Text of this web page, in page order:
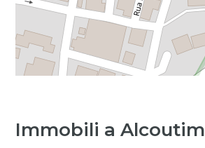
Immobili a Alcoutim